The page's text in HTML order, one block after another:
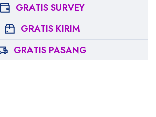
GRATIS SURVEY
GRATIS KIRIM
GRATIS PASANG